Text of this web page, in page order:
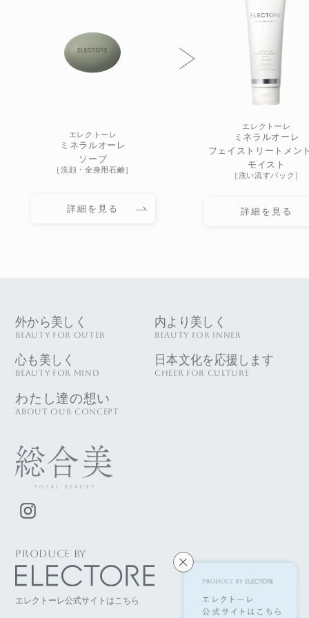
エレクトーレ
ミネラルオーレ
ソープ
［洗顔・全身用石鹸］
詳細を見る
エレクトーレ
ミネラルオーレ
フェイストリートメン
モイスト
［洗い流すパック］
詳細を見る
外から美しく
BEAUTY FOR OUTER
内より美しく
BEAUTY FOR INNER
心も美しく
BEAUTY FOR MIND
日本文化を応援します
CHEER FOR CULTURE
わたし達の想い
ABOUT OUR CONCEPT
PRODUCE BY
エレクトーレ公式サイトはこちら